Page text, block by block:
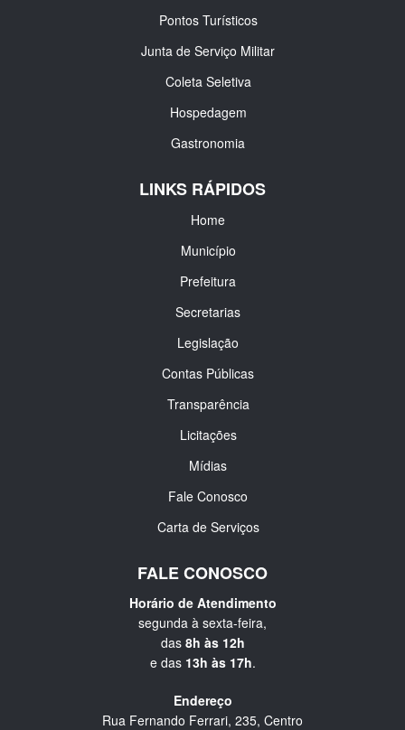
Pontos Turísticos
Junta de Serviço Militar
Coleta Seletiva
Hospedagem
Gastronomia
LINKS RÁPIDOS
Home
Município
Prefeitura
Secretarias
Legislação
Contas Públicas
Transparência
Licitações
Mídias
Fale Conosco
Carta de Serviços
FALE CONOSCO
Horário de Atendimento
segunda à sexta-feira,
das 8h às 12h
e das 13h às 17h.
Endereço
Rua Fernando Ferrari, 235, Centro